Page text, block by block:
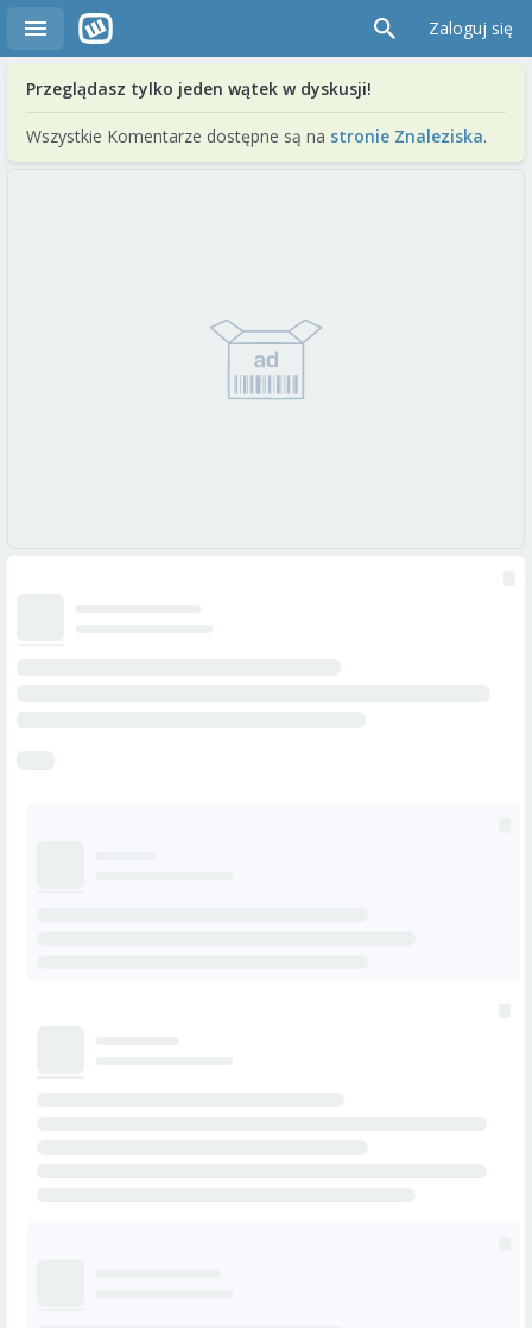
Zaloguj się
Przeglądasz tylko jeden wątek w dyskusji!
Wszystkie Komentarze dostępne są na stronie Znaleziska.